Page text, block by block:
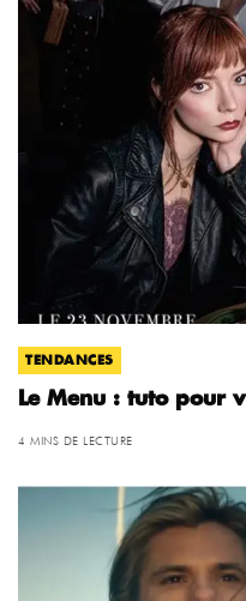
TENDANCES
Le Menu : tuto pour
4 MINS DE LECTURE